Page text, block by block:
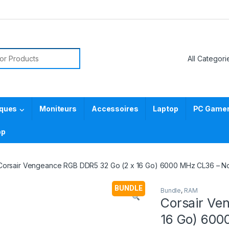
Moniteurs Accessoires Laptop PC
Vengeance RGB DDR5 32 Go (2 x 16 Go) 6000 MHz CL36 –
BUNDLE Bundle, RAM
Corsair
16 Go)